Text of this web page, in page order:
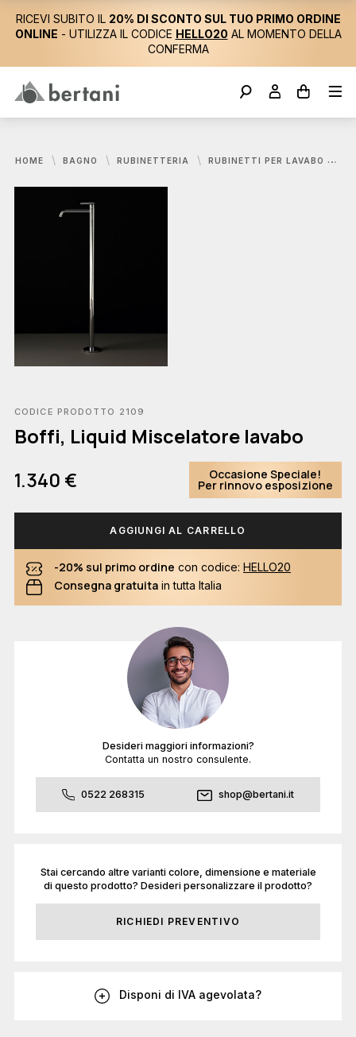
RICEVI SUBITO IL 20% DI SCONTO SUL TUO PRIMO ORDINE
ONLINE - UTILIZZA IL CODICE HELLO20 AL MOMENTO DELLA
CONFERMA
HOME BAGNO RUBINETTERIA RUBINETTI PER LAVABO
CODICE PRODOTTO 2109
Boffi, Liquid Miscelatore lavabo
1.340 €
Occasione Speciale!
Per rinnovo esposizione
AGGIUNGI AL CARRELLO
-20% sul primo ordine con codice: HELLO20
Consegna gratuita in tutta Italia
Desideri maggiori informazioni?
Contatta un nostro consulente.
0522 268315 shop@bertani.it
Stai cercando altre varianti colore, dimensione e materiale
di questo prodotto? Desideri personalizzare il prodotto?
RICHIEDI PREVENTIVO
Disponi di IVA agevolata?